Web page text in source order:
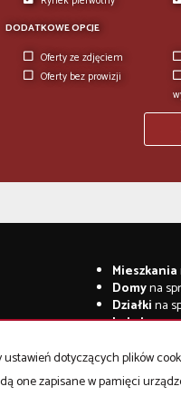
DODATKOWE OPCJE
Oferty ze zdjęciem
Oferty bez prowizji
Mieszkania
Domyna
Działkina
Lokalena
Obiektyna
dotyczących plików
one zapisane w pamięci